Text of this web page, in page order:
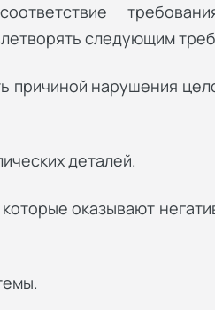
следующим
причиной нарушения
деталей.
оказывают